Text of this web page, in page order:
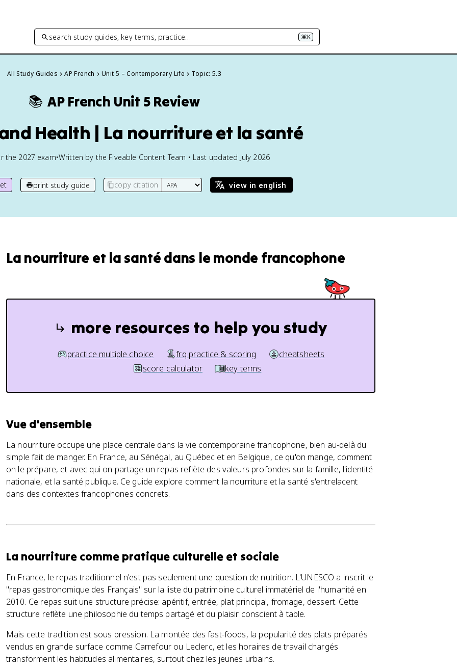
search study guides, key terms, practice… ⌘K
All Study Guides AP French Unit 5 – Contemporary Life Topic: 5.3
📚 AP French Unit 5 Review
Health | La nourriture et la santé
the 2027 exam•Written by the Fiveable Content Team • Last updated July 2026
print study guide copy citation view in english
La nourriture et la santé dans le monde francophone
more resources to help you study
practice multiple choice frq practice & scoring
cheatsheets
score calculator
key terms
Vue d'ensemble
La nourriture occupe une place centrale dans la vie contemporaine francophone, bien au-delà du
simple fait de manger. En France, au Sénégal, au Québec et en Belgique, ce qu'on mange, comment
on le prépare, et avec qui on partage un repas reflète des valeurs profondes sur la famille, l'identité
nationale, et la santé publique. Ce guide explore comment la nourriture et la santé s'entrelacent
dans des contextes francophones concrets.
La nourriture comme pratique culturelle et sociale
En France, le repas traditionnel n'est pas seulement une question de nutrition. L'UNESCO a inscrit le
"repas gastronomique des Français" sur la liste du patrimoine culturel immatériel de l'humanité en
2010. Ce repas suit une structure précise: apéritif, entrée, plat principal, fromage, dessert. Cette
structure reflète une philosophie du temps partagé et du plaisir conscient à table.
Mais cette tradition est sous pression. La montée des fast-foods, la popularité des plats préparés
vendus en grande surface comme Carrefour ou Leclerc, et les horaires de travail chargés
transforment les habitudes alimentaires, surtout chez les jeunes urbains.